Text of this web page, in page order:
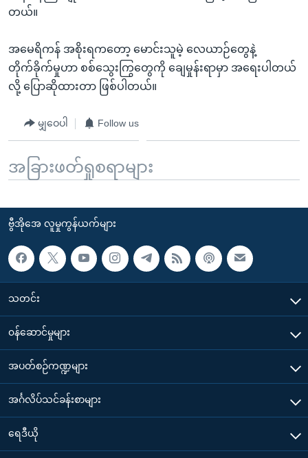
တယ်။
အမေရိကန် အစိုးရကတော့ မောင်းသူမဲ့ လေယာဉ်တွေနဲ့
တိုက်ခိုက်မှုဟာ စစ်သွေးကြွတွေကို ချေမှုန်းရာမှာ အရေးပါတယ်
လို့ ပြောဆိုထားတာ ဖြစ်ပါတယ်။
မျှဝေပါ Follow us
အခြားဖတ်ရှုစရာများ
ဗွီအိုအေ လူမှုကွန်ယက်များ
သတင်း
၀န်ဆောင်မှုများ
အပတ်စဉ်ကဏ္ဍများ
အင်္ဂလိပ်သင်ခန်းစာများ
ရေဒီယို